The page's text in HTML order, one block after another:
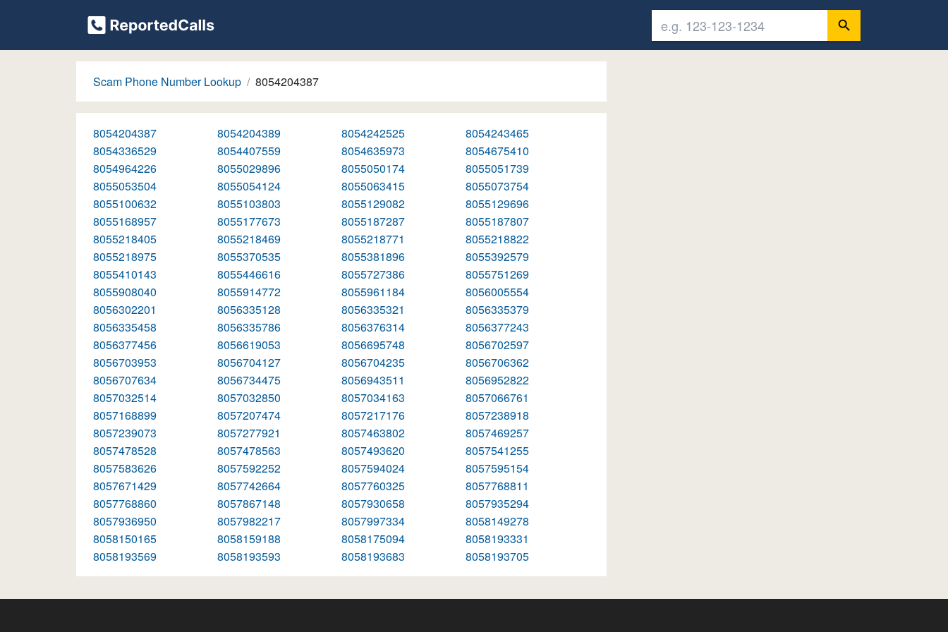
Scam Phone Number Lookup 8054204387
8054204387 8054204389 8054242525
8054243465
8054336529
8054407559 8054635973
8054675410
8054964226
8055029896 8055050174
8055051739
8055053504
8055054124 8055063415
8055073754
8055100632
8055103803 8055129082
8055129696
8055168957
8055177673 8055187287
8055187807
8055218405
8055218469 8055218771
8055218822
8055218975
8055370535 8055381896
8055392579
8055410143
8055446616 8055727386
8055751269
8055908040
8055914772 8055961184
8056005554
8056302201
8056335128 8056335321
8056335379
8056335458
8056335786 8056376314
8056377243
8056377456
8056619053 8056695748
8056702597
8056703953
8056704127 8056704235
8056706362
8056707634
8056734475 8056943511
8056952822
8057032514
8057032850 8057034163
8057066761
8057168899
8057207474 8057217176
8057238918
8057239073
8057277921 8057463802
8057469257
8057478528
8057478563 8057493620
8057541255
8057583626
8057592252 8057594024
8057595154
8057671429
8057742664 8057760325
8057768811
8057768860
8057867148 8057930658
8057935294
8057936950
8057982217 8057997334
8058149278
8058150165
8058159188 8058175094
8058193331
8058193569
8058193593 8058193683 8058193705